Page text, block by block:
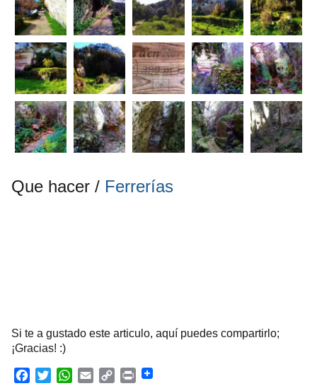
Que hacer / Ferrerías
Si te a gustado este articulo, aquí puedes compartirlo;
¡Gracias! :)